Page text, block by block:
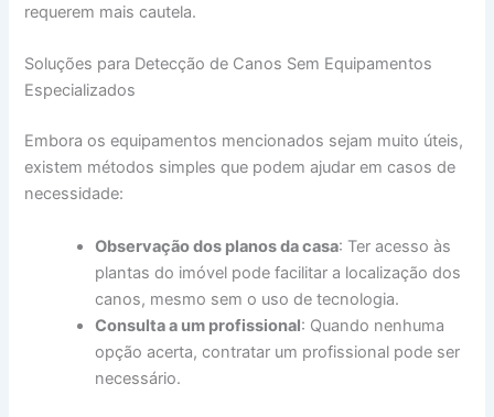
requerem mais cautela.
Soluções para Detecção de Canos Sem Equipamentos
Especializados
Embora os equipamentos mencionados sejam muito úteis,
existem métodos simples que podem ajudar em casos de
necessidade:
Observação dos planos da casa: Ter acesso às
plantas do imóvel pode facilitar a localização dos
canos, mesmo sem o uso de tecnologia.
Consulta a um profissional: Quando nenhuma
opção acerta, contratar um profissional pode ser
necessário.